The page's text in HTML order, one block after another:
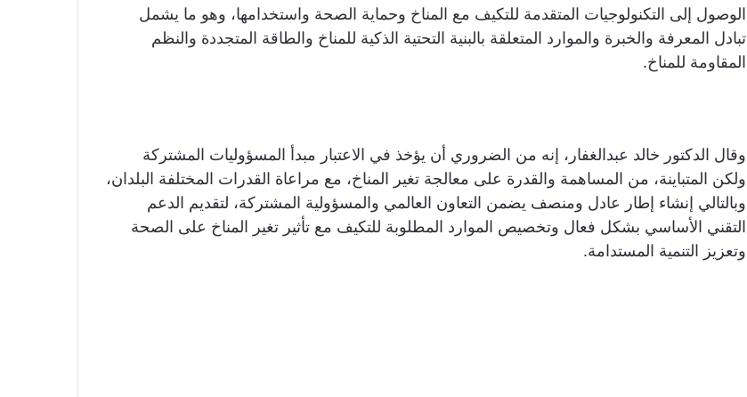
الوصول إلى التكنولوجيات المتقدمة للتكيف مع المناخ وحماية الصحة واستخدامها، وهو ما يشمل
تبادل المعرفة والخبرة والموارد المتعلقة بالبنية التحتية الذكية للمناخ والطاقة المتجددة والنظم
المقاومة للمناخ.
وقال الدكتور خالد عبدالغفار، إنه من الضروري أن يؤخذ في الاعتبار مبدأ المسؤوليات المشتركة
ولكن المتباينة، من المساهمة والقدرة على معالجة تغير المناخ، مع مراعاة القدرات المختلفة البلدان،
وبالتالي إنشاء إطار عادل ومنصف يضمن التعاون العالمي والمسؤولية المشتركة، لتقديم الدعم
التقني الأساسي بشكل فعال وتخصيص الموارد المطلوبة للتكيف مع تأثير تغير المناخ على الصحة
وتعزيز التنمية المستدامة.